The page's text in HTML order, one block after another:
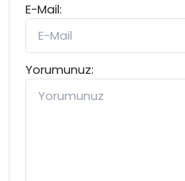
E-Mail:
Yorumunuz: